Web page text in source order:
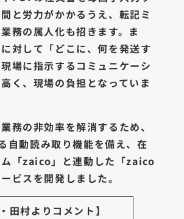
と労力がかかるうえ、転記ミ
務の属人化も招きます。ま
対して「どこに、何を発送す
場に指示するコミュニケーシ
く、現場の負担となっていま
務の非効率を解消するため、
自動読み取り機能を備え、在
「zaico」と連動した「zaico
ビスを開発しました。
田村よりコメント】